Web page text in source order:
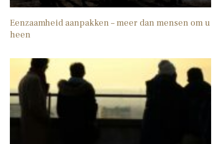
Eenzaamheid aanpakken – meer dan mensen om u
heen